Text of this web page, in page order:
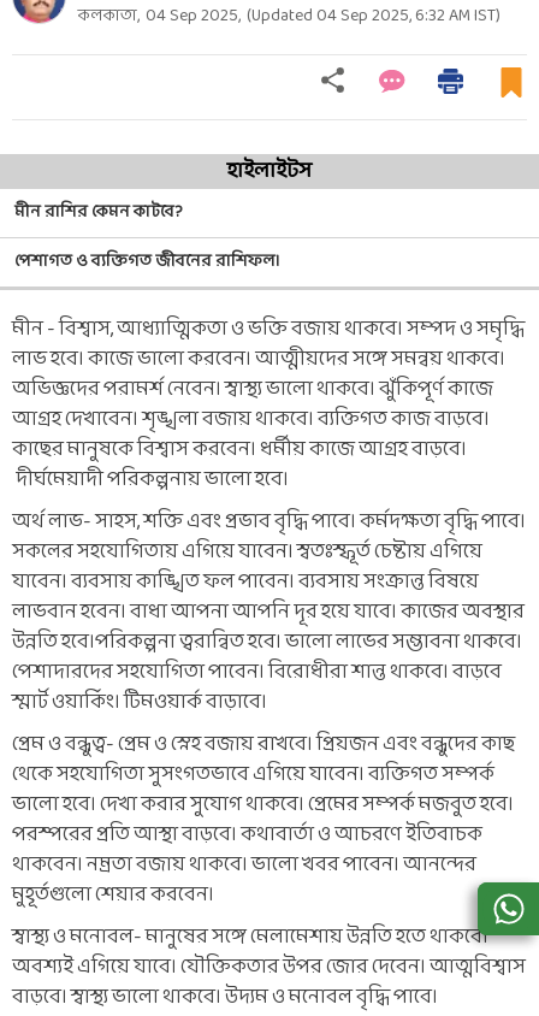
কলকাতা, 04 Sep 2025, (Updated 04 Sep 2025, 6:32 AMIST)
হাইলাইটস
মীন রাশির কেমন কাটবে?
পেশাগত ও ব্যক্তিগত জীবনের রাশিফল।
মীন - বিশ্বাস, আধ্যাত্মিকতা ও ভক্তি বজায় থাকবে। সম্পদ ও সমৃদ্ধি
লাভ হবে। কাজে ভালো করবেন। আত্মীয়দের সঙ্গে সমন্বয় থাকবে।
অভিজ্ঞদের পরামর্শ নেবেন। স্বাস্থ্য ভালো থাকবে। ঝুঁকিপূর্ণ কাজে
আগ্রহ দেখাবেন। শৃঙ্খলা বজায় থাকবে। ব্যক্তিগত কাজ বাড়বে।
কাছের মানুষকে বিশ্বাস করবেন। ধর্মীয় কাজে আগ্রহ বাড়বে।
দীর্ঘমেয়াদী পরিকল্পনায় ভালো হবে।
অর্থ লাভ- সাহস, শক্তি এবং প্রভাব বৃদ্ধি পাবে। কর্মদক্ষতা বৃদ্ধি পাবে।
সকলের সহযোগিতায় এগিয়ে যাবেন। স্বতঃস্ফূর্ত চেষ্টায় এগিয়ে
যাবেন। ব্যবসায় কাঙ্খিত ফল পাবেন। ব্যবসায় সংক্রান্ত বিষয়ে
লাভবান হবেন। বাধা আপনা আপনি দূর হয়ে যাবে। কাজের অবস্থার
উন্নতি হবে।পরিকল্পনা ত্বরান্বিত হবে। ভালো লাভের সম্ভাবনা থাকবে।
পেশাদারদের সহযোগিতা পাবেন। বিরোধীরা শান্ত থাকবে। বাড়বে
স্মার্ট ওয়ার্কিং। টিমওয়ার্ক বাড়াবে।
প্রেম ও বন্ধুত্ব- প্রেম ও স্নেহ বজায় রাখবে। প্রিয়জন এবং বন্ধুদের কাছ
থেকে সহযোগিতা সুসংগতভাবে এগিয়ে যাবেন। ব্যক্তিগত সম্পর্ক
ভালো হবে। দেখা করার সুযোগ থাকবে। প্রেমের সম্পর্ক মজবুত হবে।
পরস্পরের প্রতি আস্থা বাড়বে। কথাবার্তা ও আচরণে ইতিবাচক
থাকবেন। নম্রতা বজায় থাকবে। ভালো খবর পাবেন। আনন্দের
মুহূর্তগুলো শেয়ার করবেন।
স্বাস্থ্য ও মনোবল- মানুষের সঙ্গে মেলামেশায় উন্নতি হতে থাকবে।
অবশ্যই এগিয়ে যাবে। যৌক্তিকতার উপর জোর দেবেন। আত্মবিশ্বাস
বাড়বে। স্বাস্থ্য ভালো থাকবে। উদ্যম ও মনোবল বৃদ্ধি পাবে।